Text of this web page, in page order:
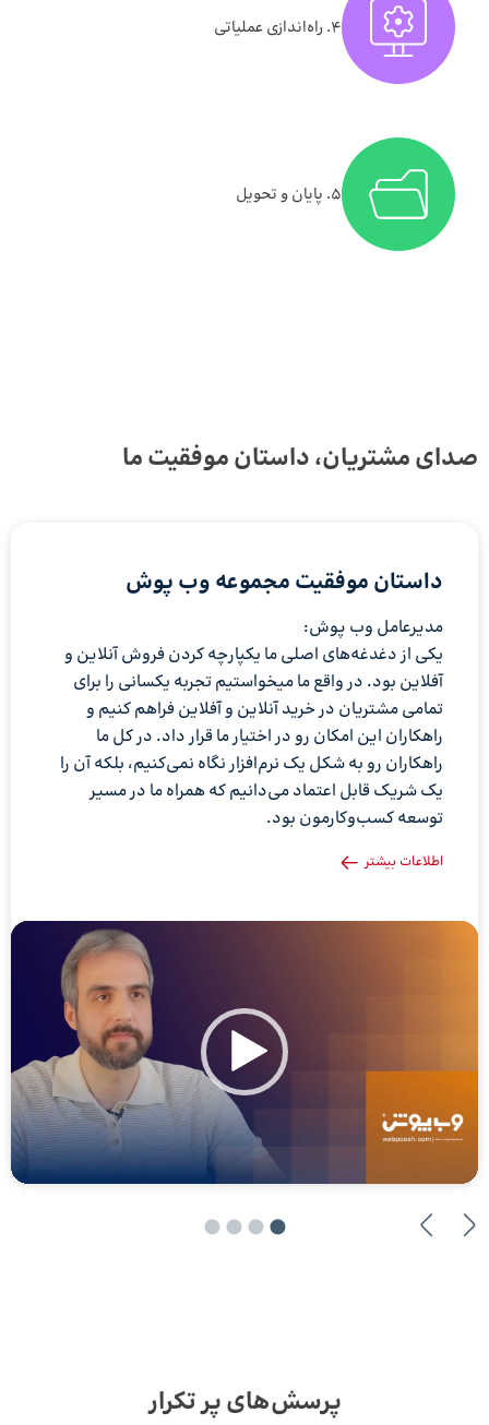
۴. راه‌اندازی عملیاتی
۵. پایان و تحویل
صدای مشتریان، داستان موفقیت ما
داستان موفقیت مجموعه وب پوش
مدیرعامل وب پوش:
یکی از دغدغه‌های اصلی ما یکپارچه کردن فروش آنلاین و
آفلاین بود. در واقع ما میخواستیم تجربه یکسانی را برای
تمامی مشتریان در خرید آنلاین و آفلاین فراهم کنیم و
راهکاران این امکان رو در اختیار ما قرار داد. در کل ما
راهکاران رو به شکل یک نرم‌افزار نگاه نمی‌کنیم، بلکه آن را
یک شریک قابل اعتماد می‌دانیم که همراه ما در مسیر
توسعه کسب‌وکارمون بود.
اطلاعات بیشتر
ویدیو
پرسش‌های پر تکرار